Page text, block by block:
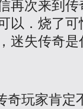
再次来到
以．烧了
迷失传奇
玩家肯定